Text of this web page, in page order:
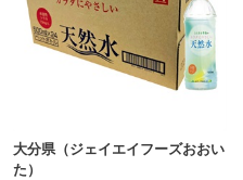
大分県（ジェイエイフーズおおい
た）